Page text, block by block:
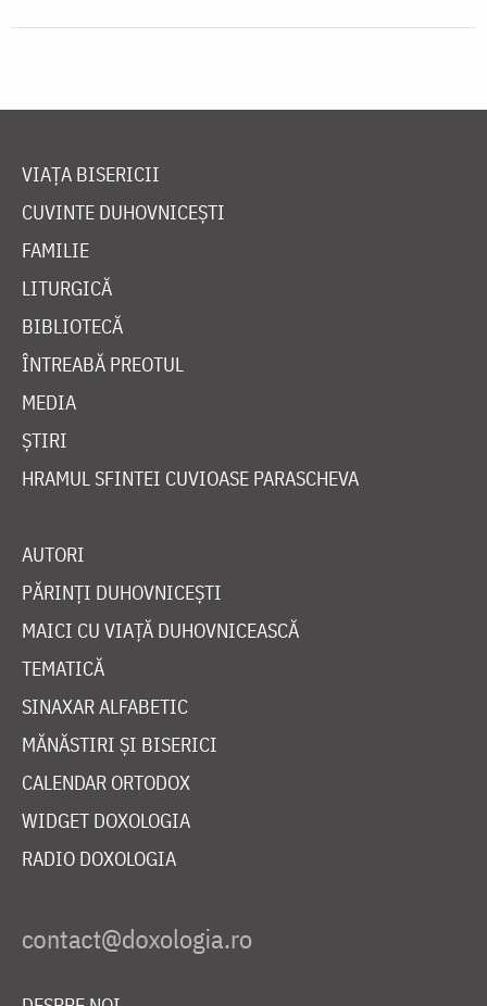
VIAȚA BISERICII
CUVINTE DUHOVNICEȘTI
FAMILIE
LITURGICĂ
BIBLIOTECĂ
ÎNTREABĂ PREOTUL
MEDIA
ȘTIRI
HRAMUL SFINTEI CUVIOASE PARASCHEVA
AUTORI
PĂRINȚI DUHOVNICEȘTI
MAICI CU VIAȚĂ DUHOVNICEASCĂ
TEMATICĂ
SINAXAR ALFABETIC
MĂNĂSTIRI ȘI BISERICI
CALENDAR ORTODOX
WIDGET DOXOLOGIA
RADIO DOXOLOGIA